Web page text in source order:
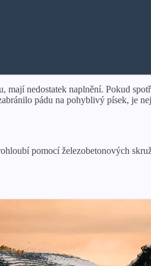
nedostatek naplnění. Pokud
pádu na pohyblivý písek, je
pomocí železobetonových